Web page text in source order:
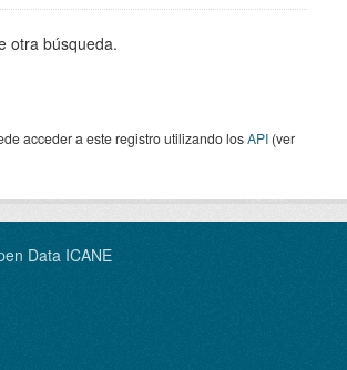
otra búsqueda.
acceder a este registro utilizando losAPI (ver
Data ICANE